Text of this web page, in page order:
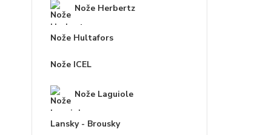
Nože Herbertz
Nože Hultafors
Nože ICEL
Nože Laguiole
Lansky - Brousky